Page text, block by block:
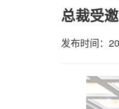
总裁受
发布时间：